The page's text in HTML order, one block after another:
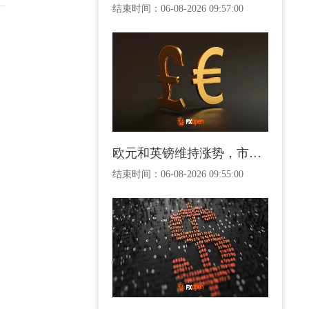
结束时间：06-08-2026 09:57:00
欧元和英镑维持涨势，市场正评估美国就业前景
结束时间：06-08-2026 09:55:00